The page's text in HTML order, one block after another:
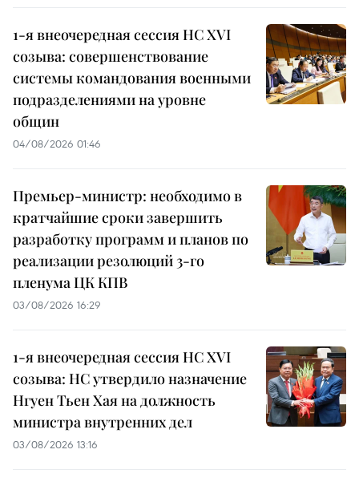
1-я внеочередная сессия НС XVI
созыва: совершенствование
системы командования военными
подразделениями на уровне
общин
04/08/2026 01:46
Премьер-министр: необходимо в
кратчайшие сроки завершить
разработку программ и планов по
реализации резолюций 3-го
пленума ЦК КПВ
03/08/2026 16:29
1-я внеочередная сессия НС XVI
созыва: НС утвердило назначение
Нгуен Тьен Хая на должность
министра внутренних дел
03/08/2026 13:16